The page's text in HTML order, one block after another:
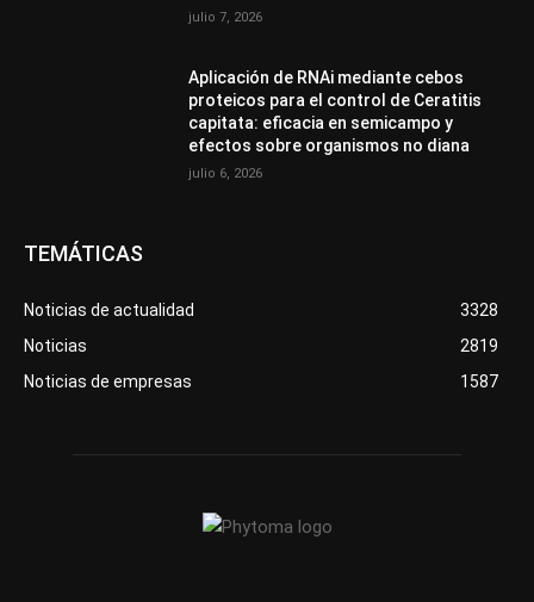
julio 7, 2026
Aplicación de RNAi mediante cebos
proteicos para el control de Ceratitis
capitata: eficacia en semicampo y
efectos sobre organismos no diana
julio 6, 2026
TEMÁTICAS
Noticias de actualidad
3328
Noticias
2819
Noticias de empresas
1587